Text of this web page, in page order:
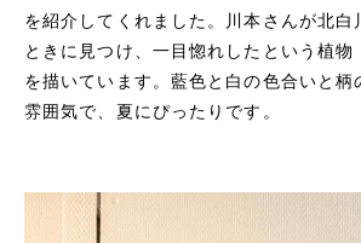
を紹介してくれました。川本さんが北白
ときに見つけ、一目惚れしたという植物
を描いています。藍色と白の色合いと柄
雰囲気で、夏にぴったりです。